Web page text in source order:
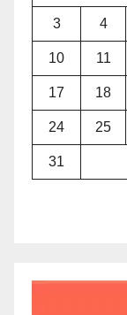
3 4
10 11
17 18
24 25
31